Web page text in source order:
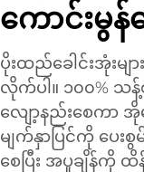
ကောင်းမွန်
ပိုးထည်ခေါင်းအုံးမ
လိုက်ပါ။ ၁၀၀% သ
လျော့နည်းစေကာ
မျက်နှာပြင်ကို ပေ
စေပြီး အပူချိန်ကို